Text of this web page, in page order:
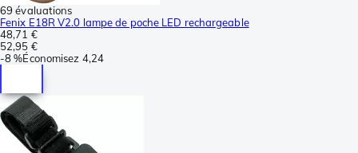
69 évaluations
Fenix E18R V2.0 lampe de poche LED rechargeable
48,71 €
52,95 €
-8 %Économisez 4,24